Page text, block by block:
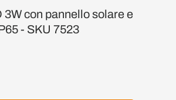
con pannello solare e
- SKU 7523